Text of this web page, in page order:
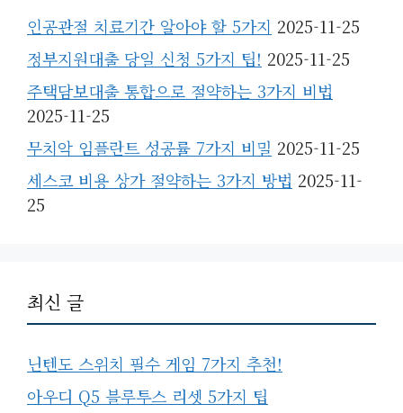
인공관절 치료기간 알아야 할 5가지 2025-11-25
정부지원대출 당일 신청 5가지 팁! 2025-11-25
주택담보대출 통합으로 절약하는 3가지 비법
2025-11-25
무치악 임플란트 성공률 7가지 비밀 2025-11-25
세스코 비용 상가 절약하는 3가지 방법 2025-11-
25
최신 글
닌텐도 스위치 필수 게임 7가지 추천!
아우디 Q5 블루투스 리셋 5가지 팁